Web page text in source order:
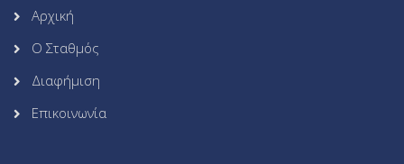
Αρχική
Ο Σταθμός
Διαφήμιση
Επικοινωνία